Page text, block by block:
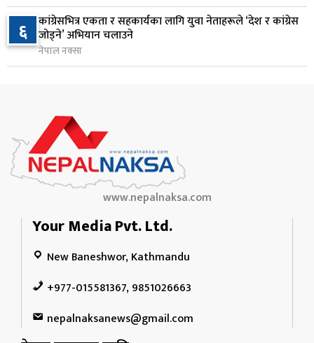
१०
माछापुच्छ्रे बैंकको ‘एम–स्मार्ट’बाटै करदाता प्रोत्साहन
उपहार कार्यक्रममा सहभागी हुने सुविधा
४ घण्टा अघि
६ कांग्रेसभित्र एकता र सहकार्यका लागि युवा नेताहरूले ‘देश र कांग्रेस
जोड्ने’ अभियान चलाउने
नेपाल नक्सा
www.nepalnaksa.com
Your Media Pvt. Ltd.
New Baneshwor, Kathmandu
+977-015581367, 9851026663
nepalnaksanews@gmail.com